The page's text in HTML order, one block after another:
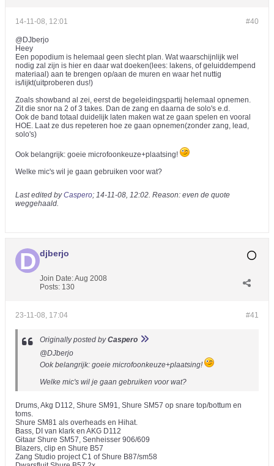
#40
14-11-08, 12:01
@DJberjo
Heey
Een popodium is helemaal geen slecht plan. Wat waarschijnlijk wel
nodig zal zijn is hier en daar wat doeken(lees: lakens, of geluiddempend
materiaal) aan te brengen op/aan de muren en waar het nuttig
is/lijkt(uitproberen dus!)
Zoals showband al zei, eerst de begeleidingspartij helemaal opnemen.
Zit die snor na 2 of 3 takes. Dan de zang en daarna de solo's e.d.
Ook de band totaal duidelijk laten maken wat ze gaan spelen en vooral
HOE. Laat ze dus repeteren hoe ze gaan opnemen(zonder zang, lead,
solo's)
Ook belangrijk: goeie microfoonkeuze+plaatsing!
Welke mic's wil je gaan gebruiken voor wat?
Last edited byCaspero; 14-11-08, 12:02. Reason: even de quote
weggehaald.
djberjo
Join Date:Aug 2008
Posts: 130
#41
23-11-08, 17:04
Originally posted byCaspero
@DJberjo
Ook belangrijk: goeie microfoonkeuze+plaatsing!
Welke mic's wil je gaan gebruiken voor wat?
Drums, Akg D112, Shure SM91, Shure SM57 op snare top/bottum en
toms.
Shure SM81 als overheads en Hihat.
Bass, DI van klark en AKG D112
Gitaar Shure SM57, Senheisser 906/609
Blazers, clip en Shure B57
Zang Studio project C1 of Shure B87/sm58